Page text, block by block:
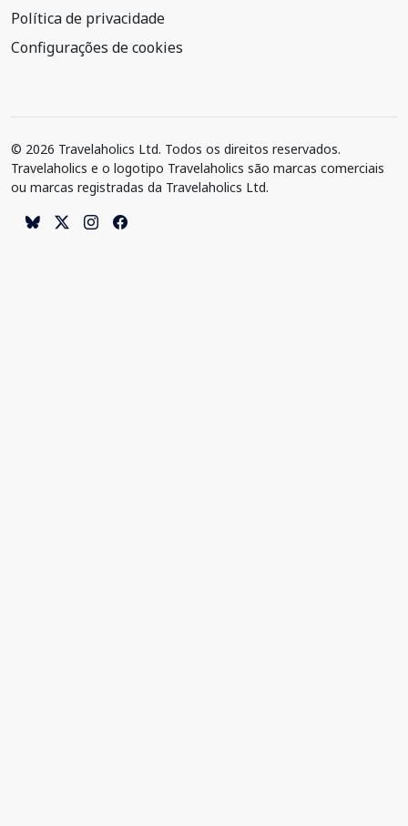
Política de privacidade
Configurações de cookies
© 2026 Travelaholics Ltd. Todos os direitos reservados.
Travelaholics e o logotipo Travelaholics são marcas comerciais
ou marcas registradas da Travelaholics Ltd.